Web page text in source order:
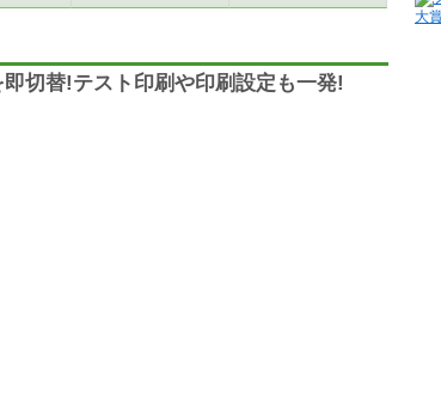
切替!テスト印刷や印刷設定も一発!